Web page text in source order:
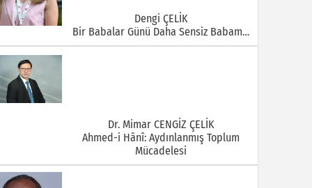
Dengi ÇELİK
Bir Babalar Günü Daha Sensiz Babam…
Dr. Mimar CENGİZ ÇELİK
Ahmed-i Hânî: Aydınlanmış Toplum
Mücadelesi